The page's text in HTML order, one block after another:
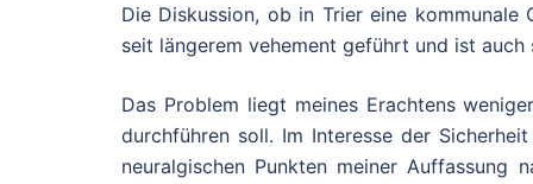
Die Diskussion, ob in Trier eine
seit längerem vehement geführt und ist
Das Problem liegt meines Erachtens
durchführen soll. Im Interesse der
neuralgischen Punkten meiner Auffassung